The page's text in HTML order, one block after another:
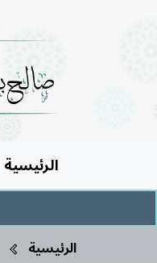
الرئيسية
الرئيسية